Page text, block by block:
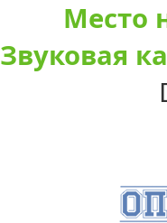
Место
Звуковая